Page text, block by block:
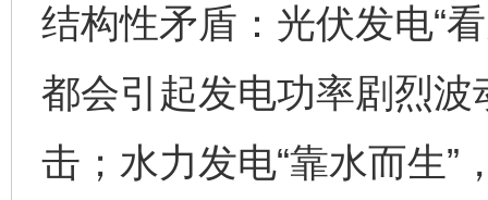
结构性矛盾：光伏发电“
都会引起发电功率剧烈
击；水力发电“靠水而生”